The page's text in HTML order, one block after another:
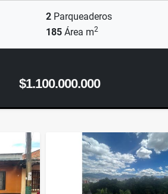
2 Parqueaderos
185 Área m2
$1.100.000.000